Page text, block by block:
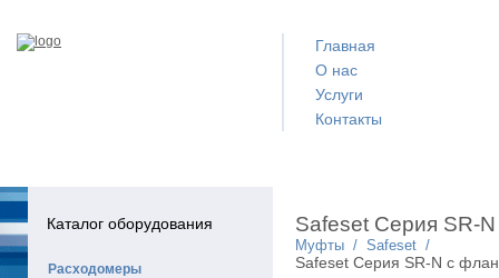
Главная
О нас
Услуги
Контакты
Каталог оборудования
Расходомеры
Safeset Серия SR-
Муфты / Safeset /
Safeset Серия SR-N с